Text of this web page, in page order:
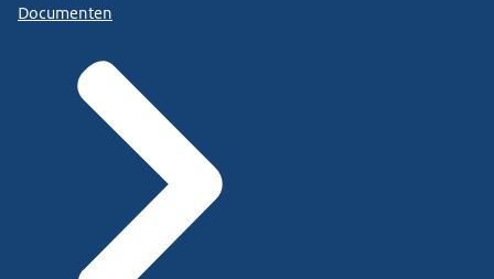
Documenten